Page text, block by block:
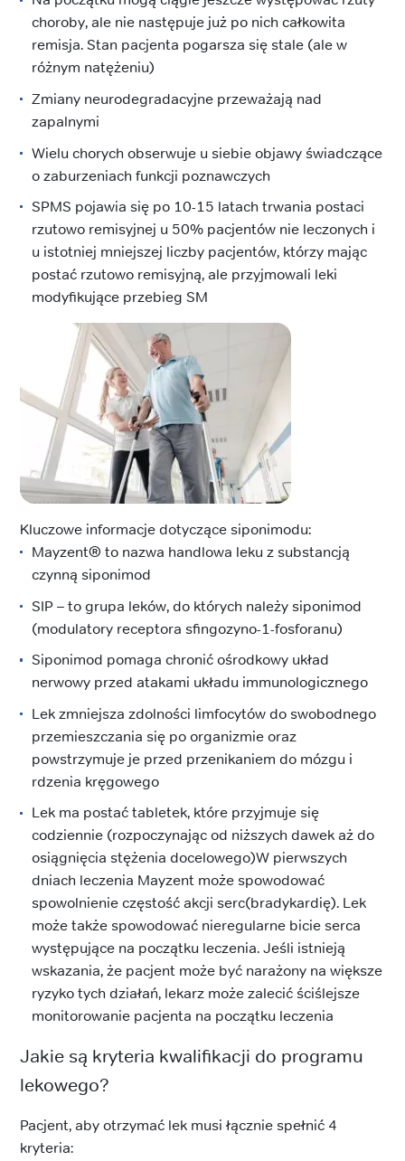
choroby, ale nie następuje już po nich całkowita
remisja. Stan pacjenta pogarsza się stale (ale w
różnym natężeniu)
Zmiany neurodegradacyjne przeważają nad
zapalnymi
Wielu chorych obserwuje u siebie objawy świadczące
o zaburzeniach funkcji poznawczych
SPMS pojawia się po 10-15 latach trwania postaci
rzutowo remisyjnej u 50% pacjentów nie leczonych i
u istotniej mniejszej liczby pacjentów, którzy mając
postać rzutowo remisyjną, ale przyjmowali leki
modyfikujące przebieg SM
Kluczowe informacje dotyczące siponimodu:
Mayzent® to nazwa handlowa leku z substancją
czynną siponimod
SIP – to grupa leków, do których należy siponimod
(modulatory receptora sfingozyno-1-fosforanu)
Siponimod pomaga chronić ośrodkowy układ
nerwowy przed atakami układu immunologicznego
Lek zmniejsza zdolności limfocytów do swobodnego
przemieszczania się po organizmie oraz
powstrzymuje je przed przenikaniem do mózgu i
rdzenia kręgowego
Lek ma postać tabletek, które przyjmuje się
codziennie (rozpoczynając od niższych dawek aż do
osiągnięcia stężenia docelowego)W pierwszych
dniach leczenia Mayzent może spowodować
spowolnienie częstość akcji serc(bradykardię). Lek
może także spowodować nieregularne bicie serca
występujące na początku leczenia. Jeśli istnieją
wskazania, że pacjent może być narażony na większe
ryzyko tych działań, lekarz może zalecić ściślejsze
monitorowanie pacjenta na początku leczenia
Jakie są kryteria kwalifikacji do programu
lekowego?
Pacjent, aby otrzymać lek musi łącznie spełnić 4
kryteria: